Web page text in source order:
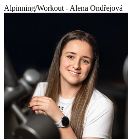
Alpinning/Workout - Alena Ondřejová